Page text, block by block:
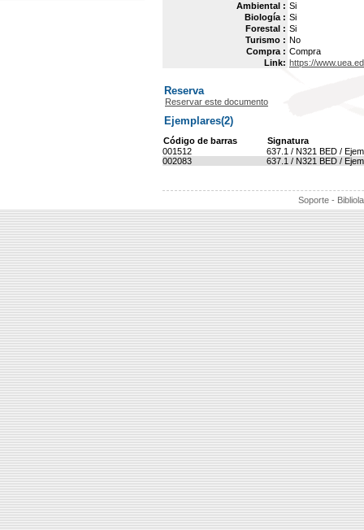
Ambiental : Si
Biología : Si
Forestal : Si
Turismo : No
Compra : Compra
Link: https://
Reserva
Reservar este documento
Ejemplares(2)
Código de barras
Signatura
001512
637.1 / N321 BED /
002083
637.1 / N321 BED /
Soporte -